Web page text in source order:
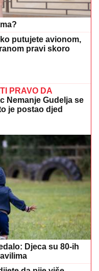
putujete avionom,
pravi skoro
PRAVO DA
Nemanje Gudelja se
je postao djed
Djeca su 80-ih